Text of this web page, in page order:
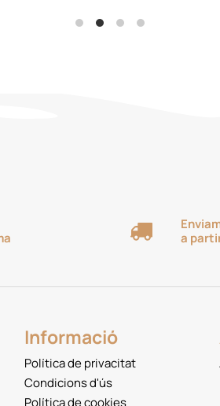
a
Informació
Política de privacitat
Condicions d'ús
Política de cookies